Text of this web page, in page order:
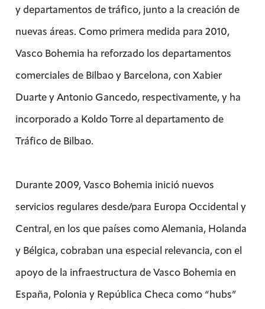
y departamentos de tráfico, junto a la creación de
nuevas áreas. Como primera medida para 2010,
Vasco Bohemia ha reforzado los departamentos
comerciales de Bilbao y Barcelona, con Xabier
Duarte y Antonio Gancedo, respectivamente, y ha
incorporado a Koldo Torre al departamento de
Tráfico de Bilbao.
Durante 2009, Vasco Bohemia inició nuevos
servicios regulares desde/para Europa Occidental y
Central, en los que países como Alemania, Holanda
y Bélgica, cobraban una especial relevancia, con el
apoyo de la infraestructura de Vasco Bohemia en
España, Polonia y República Checa como “hubs”